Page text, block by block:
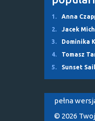
1. Anna
2.
Jacek
3.
Dominika
4.
Tomasz
5.
Sunset
pełna
© 2026